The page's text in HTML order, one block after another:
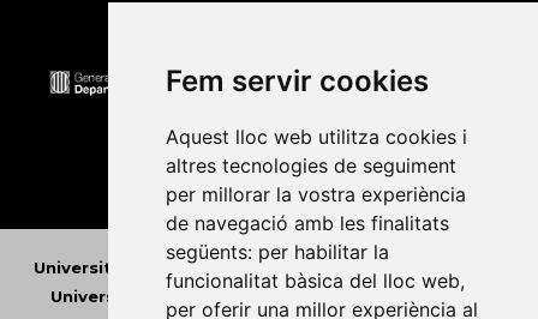
Fem servir cookies
Aquest lloc web utilitza cookies i
altres tecnologies de seguiment
per millorar la vostra experiència
de navegació amb les finalitats
següents: per habilitar la
funcionalitat bàsica del lloc web,
per oferir una millor experiència al
Universitat Abat Oliba CEU
Universitat d'Andorra
Universitat Autònoma de